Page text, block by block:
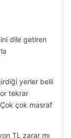
dile getiren
yerler belli
tekrar
çok masraf
TL zarar mı